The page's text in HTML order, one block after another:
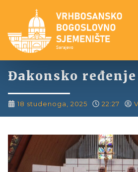
Đakonsko
18 studenoga, 2025 22:27